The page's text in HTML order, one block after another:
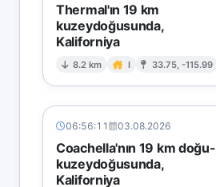
Thermal'ın 19 km
kuzeydoğusunda,
Kaliforniya
8.2 km I 33.75, -115.99
06:56:11 03.08.2026
Coachella'nın 19 km doğu-
kuzeydoğusunda,
Kaliforniya